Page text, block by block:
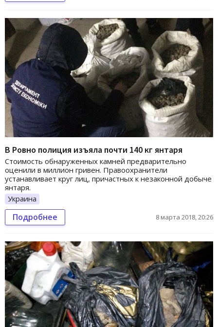
В Ровно полиция изъяла почти 140 кг янтаря
Стоимость обнаруженных камней предварительно
оценили в миллион гривен. Правоохранители
устанавливает круг лиц, причастных к незаконной добыче
янтаря.
Украина
Подробнее 8 марта 2018, 20:26